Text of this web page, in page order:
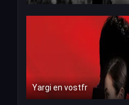
Yargi en vostfr